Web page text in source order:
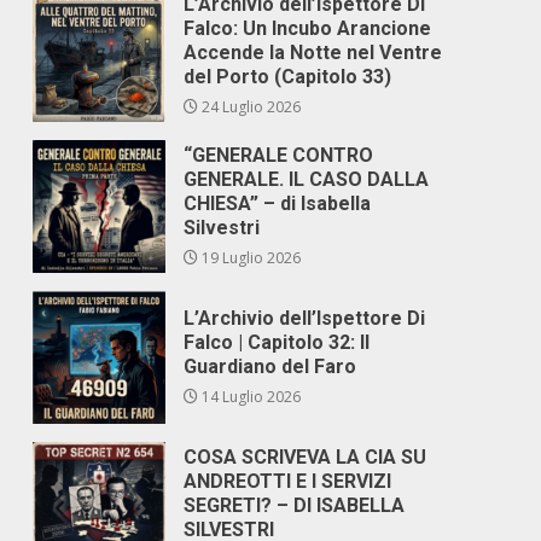
Falco: Un Incubo Arancione
Accende la Notte nel Ventre
del Porto (Capitolo 33)
24 Luglio 2026
“GENERALE CONTRO
GENERALE. IL CASO DALLA
CHIESA” – di Isabella
Silvestri
19 Luglio 2026
L’Archivio dell’Ispettore Di
Falco | Capitolo 32: Il
Guardiano del Faro
14 Luglio 2026
COSA SCRIVEVA LA CIA SU
ANDREOTTI E I SERVIZI
SEGRETI? – DI ISABELLA
SILVESTRI